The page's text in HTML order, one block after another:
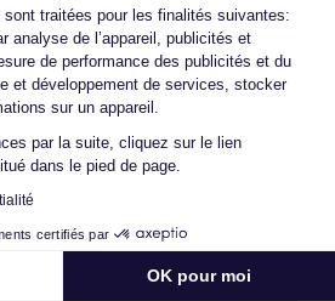
traitées pour les finalités suivantes:
analyse de l’appareil, publicités et
de performance des publicités et du
et développement de services, stocker
sur un appareil.
par la suite, cliquez sur le lien
dans le pied de page.
certifiés par
OK pour moi
consent